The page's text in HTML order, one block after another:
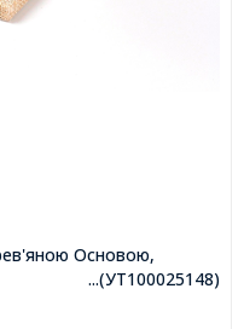
...(УТ100025148)
Основою,